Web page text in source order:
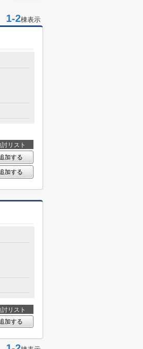
1-2棟表示
討リスト
加する
加する
討リスト
加する